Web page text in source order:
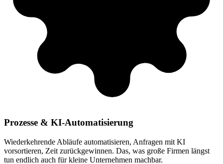
Prozesse & KI-Automatisierung
Wiederkehrende Abläufe automatisieren, Anfragen mit KI
vorsortieren, Zeit zurückgewinnen. Das, was große Firmen längst
tun endlich auch für kleine Unternehmen machbar.